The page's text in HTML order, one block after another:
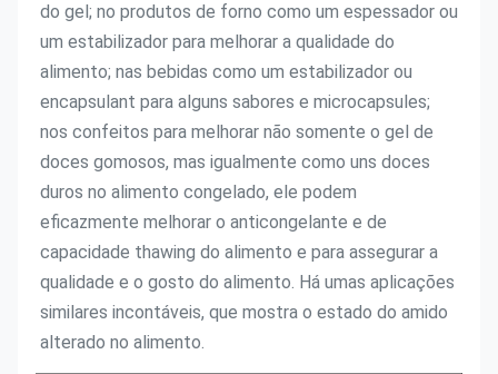
do gel; no produtos de forno como um espessador ou
um estabilizador para melhorar a qualidade do
alimento; nas bebidas como um estabilizador ou
encapsulant para alguns sabores e microcapsules;
nos confeitos para melhorar não somente o gel de
doces gomosos, mas igualmente como uns doces
duros no alimento congelado, ele podem
eficazmente melhorar o anticongelante e de
capacidade thawing do alimento e para assegurar a
qualidade e o gosto do alimento. Há umas aplicações
similares incontáveis, que mostra o estado do amido
alterado no alimento.